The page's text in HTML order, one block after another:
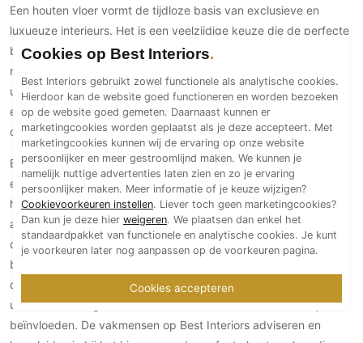
Thuisbioscoop
Mirror TV
Fitnessapparatuur
Wifi
Overig
Aannemers Interieur
Akoestiek
Binnenzwembaden
Wellness
Een houten vloer vormt de tijdloze basis van exclusieve en
luxueuze interieurs. Het is een veelzijdige keuze die de perfecte
balans vindt tussen warmte, karakter en luxe, ongeacht de
ruimte. Of het nu gaat om een woonkamer, een eetkamer, een
uitnodigende slaapkamer of zelfs een inspirerende werkruimte,
een houten vloer voegt een gevoel van klasse toe aan elke
omgeving.
Bij het kiezen van een houten vloer zijn de mogelijkheden
eindeloos. Je kunt kiezen uit een breed scala aan kleuren,
houtsoorten en patronen, waardoor je de vloer perfect kunt
afstemmen op de ruimte waarin je deze wilt laten leggen en op
de gewenste
interieurstijl
. Daarnaast zijn er diverse patronen
beschikbaar, zoals het klassieke visgraatpatroon, de gedurfde
chevron en de speelse Hongaarse punt. Elk patroon heeft een
unieke uitstraling en kan de sfeer van een ruimte aanzienlijk
beïnvloeden. De vakmensen op Best Interiors adviseren en
Cookies op Best Interiors
Best Interiors gebruikt zowel functionele als analytische cookies.
Hierdoor kan de website goed functioneren en worden bezoeken
op de website goed gemeten. Daarnaast kunnen er
marketingcookies worden geplaatst als je deze accepteert. Met
marketingcookies kunnen wij de ervaring op onze website
persoonlijker en meer gestroomlijnd maken. We kunnen je
namelijk nuttige advertenties laten zien en zo je ervaring
persoonlijker maken. Meer informatie of je keuze wijzigen?
Cookievoorkeuren instellen. Liever toch geen marketingcookies?
Dan kun je deze hier weigeren. We plaatsen dan enkel het
standaardpakket van functionele en analytische cookies. Je kunt
je voorkeuren later nog aanpassen op de voorkeuren pagina.
Cookies accepteren